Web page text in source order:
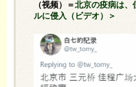
（视频）＝北京の疫病は、
ルに侵入（ビデオ）＞